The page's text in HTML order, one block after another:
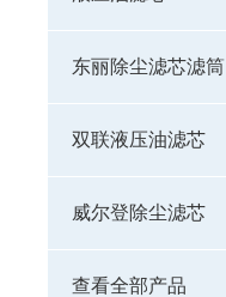
东丽除尘滤芯滤筒
双联液压油滤芯
威尔登除尘滤芯
查看全部产品